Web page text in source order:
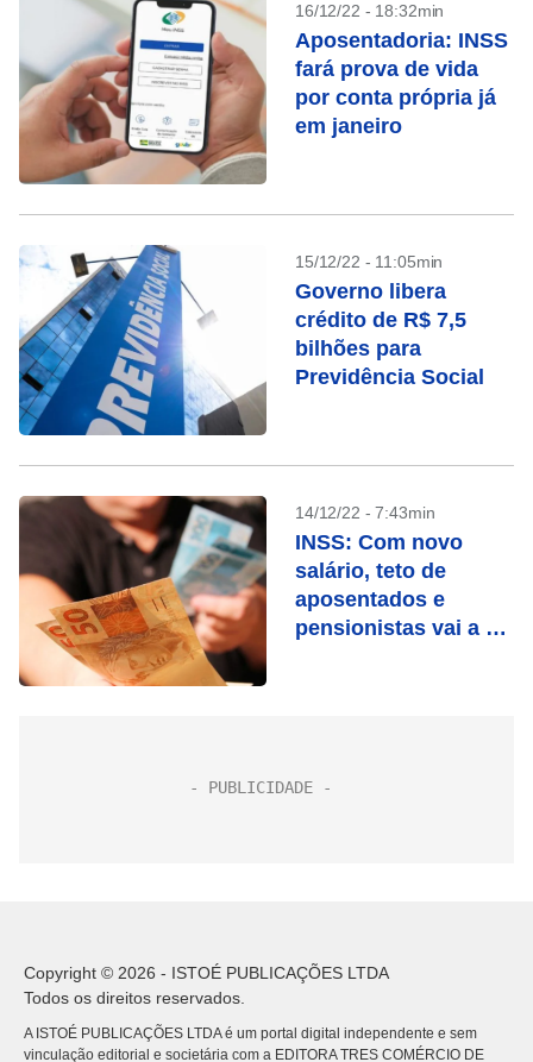
16/12/22 - 18:32min
Aposentadoria: INSS
fará prova de vida
por conta própria já
em janeiro
15/12/22 - 11:05min
Governo libera
crédito de R$ 7,5
bilhões para
Previdência Social
14/12/22 - 7:43min
INSS: Com novo
salário, teto de
aposentados e
pensionistas vai a R$
Copyright © 2026 - ISTOÉ PUBLICAÇÕES LTDA
Todos os direitos reservados.
A ISTOÉ PUBLICAÇÕES LTDA é um portal digital independente e sem
vinculação editorial e societária com a EDITORA TRES COMÉRCIO DE